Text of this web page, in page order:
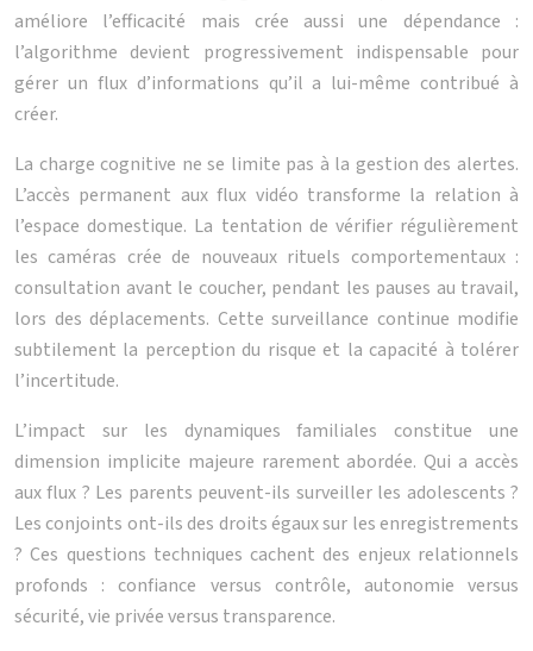
améliore l’efficacité mais crée aussi une dépendance :
l’algorithme devient progressivement indispensable pour
gérer un flux d’informations qu’il a lui-même contribué à
créer.
La charge cognitive ne se limite pas à la gestion des alertes.
L’accès permanent aux flux vidéo transforme la relation à
l’espace domestique. La tentation de vérifier régulièrement
les caméras crée de nouveaux rituels comportementaux :
consultation avant le coucher, pendant les pauses au travail,
lors des déplacements. Cette surveillance continue modifie
subtilement la perception du risque et la capacité à tolérer
l’incertitude.
L’impact sur les dynamiques familiales constitue une
dimension implicite majeure rarement abordée. Qui a accès
aux flux ? Les parents peuvent-ils surveiller les adolescents ?
Les conjoints ont-ils des droits égaux sur les enregistrements
? Ces questions techniques cachent des enjeux relationnels
profonds : confiance versus contrôle, autonomie versus
sécurité, vie privée versus transparence.